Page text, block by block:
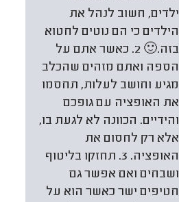
ילדים, חשוב לנהל את
הילדים כי הם נוטים לחטוא
בזה.🙂 2. כאשר אתם על
הספה ואתם מזהים שהכלב
מגיע וחושב לעלות, תחסמו
את האופציה עם גופכם
והידיים. הכוונה לא לגעת בו,
אלא רק לחסום את
האופציה. 3. תחזקו בליטוף
ושבחים ואם אפשר גם
חטיפים ישר כאשר הוא על